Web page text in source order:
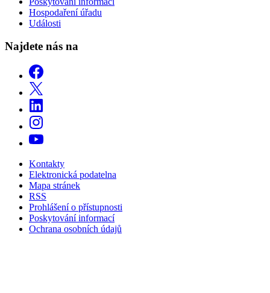
Hospodaření úřadu
Události
Najdete nás na
Kontakty
Elektronická podatelna
Mapa stránek
RSS
Prohlášení o přístupnosti
Poskytování informací
Ochrana osobních údajů